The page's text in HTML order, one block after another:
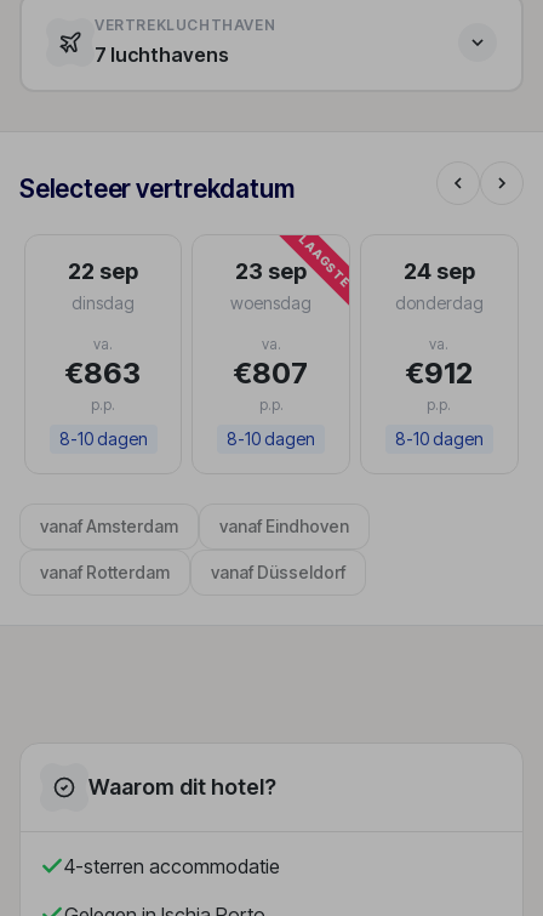
VERTREKLUCHTHAVEN
7 luchthavens
Selecteer vertrekdatum
22 sep
dinsdag
va.
€863
p.p.
8-10 dagen
LAAGSTE
23 sep
woensdag
va.
€807
p.p.
8-10 dagen
24 sep
donderdag
va.
€912
p.p.
8-10 dagen
vanaf Amsterdam vanaf Eindhoven
vanaf Rotterdam vanaf Düsseldorf
Waarom dit hotel?
4-sterren accommodatie